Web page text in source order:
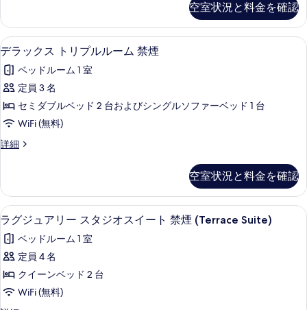
る
写
真
を
表
示
す
ル
ー
ム
禁
煙
(King
Room)
の
て
の
写
真
を
表
示
ス
ダ
ブ
ル
ー
禁
煙
Room)
空室状況と料金を確認
デ
ラ
ッ
ク
ス
リ
ル
ル
ー
ム
禁
煙
の
デラックス トリプルルーム 禁煙 |
13
デラックス トリプルルーム 禁煙
ベッドルーム 1 室
定員 3 名
セミダブルベッド 2 台およびシングルソファーベッド 1 台
WiFi (無料)
詳細
デ
ス
ト
リ
ル
ル
ム
禁
空室状況と料金を確認
ラ
グ
ジ
ュ
ア
ラグジュアリー スタジオスイート
15
ラグジュアリー スタジオスイート 禁煙 (Terrace Suite)
ベッドルーム 1 室
定員 4 名
クイーンベッド 2 台
WiFi (無料)